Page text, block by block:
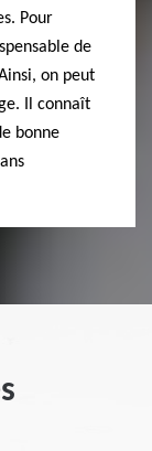
Pour
de
on peut
Il connaît
bonne